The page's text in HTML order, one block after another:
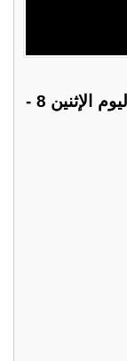
انتقل إلى رحمة الله تعالى اليوم الإثنين 8 -